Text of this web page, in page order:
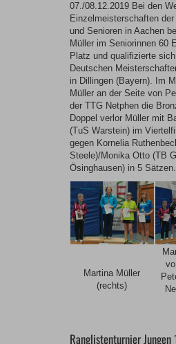
07./08.12.2019 Bei den
Einzelmeisterschaften
und Senioren in Aachen
Müller im Seniorinnen 60
Platz und qualifizierte
Deutschen
in Dillingen (Bayern). Im
Müller an der Seite von
der TTG Netphen die
Doppel verlor Müller mit
(TuS Warstein) im
gegen Kornelia
Steele)/Monika Otto (TB
Ösinghausen) in 5 Sätzen.
Martina Müller
(rechts)
Ranglistenturnier Jungen